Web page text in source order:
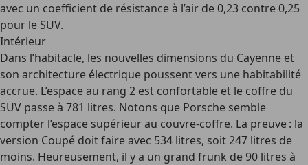
avec un coefficient de résistance à l’air de 0,23 contre 0,25
pour le SUV.
Intérieur
Dans l’habitacle, les nouvelles dimensions du Cayenne et
son architecture électrique poussent vers une habitabilité
accrue. L’espace au rang 2 est confortable et le coffre du
SUV passe à 781 litres. Notons que Porsche semble
compter l’espace supérieur au couvre-coffre. La preuve : la
version Coupé doit faire avec 534 litres, soit 247 litres de
moins. Heureusement, il y a un grand frunk de 90 litres à